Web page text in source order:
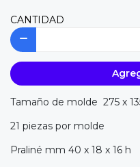
CANTIDAD
Tamaño de molde 275 x
21 piezas por molde
Praliné mm 40 x 18 x 16 h